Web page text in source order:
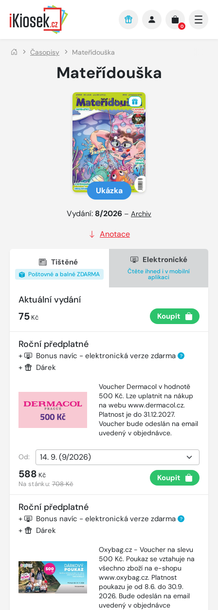
Přejít na hlavní obsah
0
Časopisy Mateřídouška
Mateřídouška
Ukázka
Vydání: 8/2026 – Archiv
Anotace
Tištěné
Poštovné a balné ZDARMA
Elektronické
Čtěte ihned i v mobilní
aplikaci
Aktuální vydání
75 Kč Koupit
Roční předplatné
+ Bonus navíc - elektronická verze zdarma ?
+ Dárek
Voucher Dermacol v hodnotě
500 Kč. Lze uplatnit na nákup
na webu www.dermacol.cz.
Platnost je do 31.12.2027.
Voucher bude odeslán na email
uvedený v objednávce.
Od:
588 Kč
Na stánku:708 Kč
Koupit
Roční předplatné
+ Bonus navíc - elektronická verze zdarma ?
+ Dárek
Oxybag.cz - Voucher na slevu
500 Kč. Poukaz se vztahuje na
všechno zboží na e-shopu
www.oxybag.cz. Platnost
poukazu je od 8.6. do 30.9.
2026. Bude odeslán na email
uvedený v objednávce